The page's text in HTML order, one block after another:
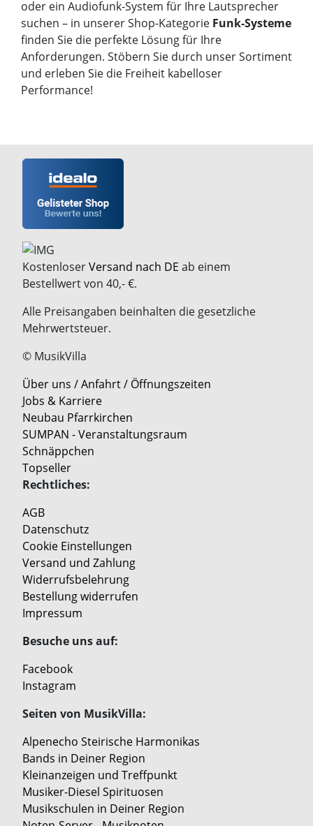
oder ein Audiofunk-System für Ihre Lautsprecher
suchen – in unserer Shop-Kategorie Funk-Systeme
finden Sie die perfekte Lösung für Ihre
Anforderungen. Stöbern Sie durch unser Sortiment
und erleben Sie die Freiheit kabelloser
Performance!
KostenloserVersand nach DE ab einem
Bestellwert von 40,- €.
Alle Preisangaben beinhalten die gesetzliche
Mehrwertsteuer.
© MusikVilla
Über uns / Anfahrt / Öffnungszeiten
Jobs & Karriere
Neubau Pfarrkirchen
SUMPAN - Veranstaltungsraum
Schnäppchen
Topseller
Rechtliches:
AGB
Datenschutz
Cookie Einstellungen
Versand und Zahlung
Widerrufsbelehrung
Bestellung widerrufen
Impressum
Besuche uns auf:
Facebook
Instagram
Seiten von MusikVilla:
Alpenecho Steirische Harmonikas
Bands in Deiner Region
Kleinanzeigen und Treffpunkt
Musiker-Diesel Spirituosen
Musikschulen in Deiner Region